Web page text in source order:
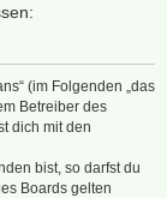
(im Folgenden „das
Betreiber des
dich mit den
bist, so darfst du
Boards gelten